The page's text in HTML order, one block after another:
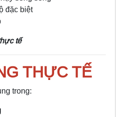
đặc biệt
tế
THỰC TẾ
trong: